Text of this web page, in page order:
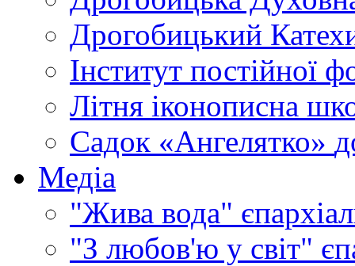
Дрогобицький
Інститут постійної
Літня іконописна
Садок «Ангелятко»
Медіа
"Жива вода"
"З любов'ю у світ"